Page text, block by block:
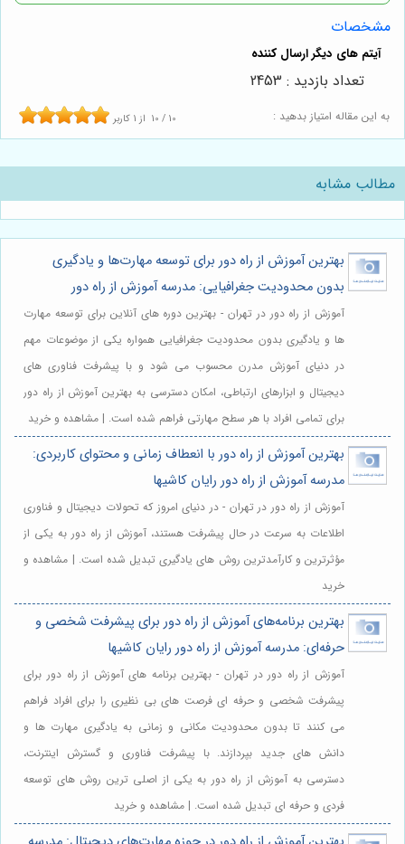
مشخصات
به این مقاله امتیاز بدهید : 10 / 10 از 1 کاربر
تعداد بازدید : 2453
مطالب مشابه
بهترین آموزش از راه دور برای توسعه مهارت‌ها و یادگیری
بدون محدودیت جغرافیایی: مدرسه آموزش از راه دور
آموزش از راه دور در تهران - بهترین دوره های آنلاین برای توسعه مهارت
ها و یادگیری بدون محدودیت جغرافیایی همواره یکی از موضوعات مهم
در دنیای آموزش مدرن محسوب می شود و با پیشرفت فناوری های
دیجیتال و ابزارهای ارتباطی، امکان دسترسی به بهترین آموزش از راه دور
برای تمامی افراد با هر سطح مهارتی فراهم شده است. | مشاهده و خرید
بهترین آموزش از راه دور با انعطاف زمانی و محتوای کاربردی:
مدرسه آموزش از راه دور رایان کاشیها
آموزش از راه دور در تهران - در دنیای امروز که تحولات دیجیتال و فناوری
اطلاعات به سرعت در حال پیشرفت هستند، آموزش از راه دور به یکی از
مؤثرترین و کارآمدترین روش های یادگیری تبدیل شده است. | مشاهده و
خرید
بهترین برنامه‌های آموزش از راه دور برای پیشرفت شخصی و
حرفه‌ای: مدرسه آموزش از راه دور رایان کاشیها
آموزش از راه دور در تهران - بهترین برنامه های آموزش از راه دور برای
پیشرفت شخصی و حرفه ای فرصت های بی نظیری را برای افراد فراهم
می کنند تا بدون محدودیت مکانی و زمانی به یادگیری مهارت ها و
دانش های جدید بپردازند. با پیشرفت فناوری و گسترش اینترنت،
دسترسی به آموزش از راه دور به یکی از اصلی ترین روش های توسعه
فردی و حرفه ای تبدیل شده است. | مشاهده و خرید